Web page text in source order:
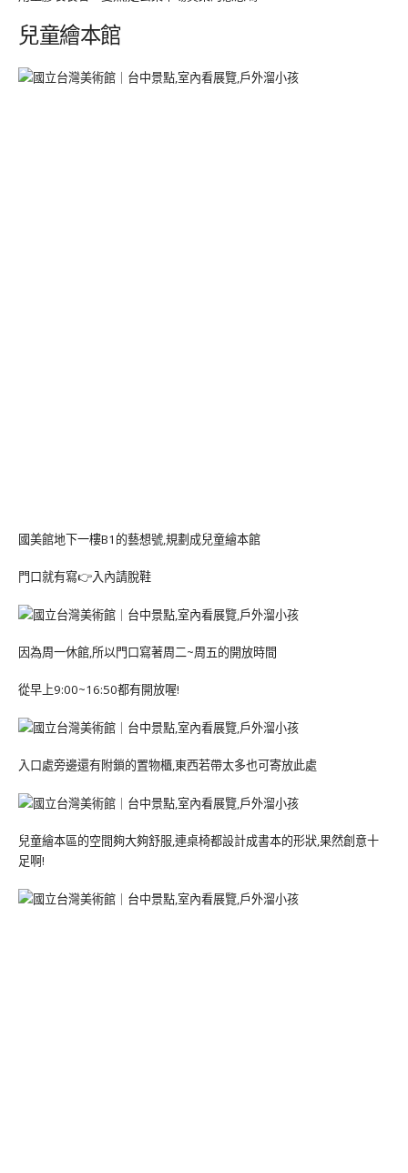
兒童繪本館
國美館地下一樓B1的藝想號,規劃成兒童繪本館
門口就有寫👉入內請脫鞋
因為周一休館,所以門口寫著周二~周五的開放時間
從早上9:00~16:50都有開放喔!
入口處旁邊還有附鎖的置物櫃,東西若帶太多也可寄放此處
兒童繪本區的空間夠大夠舒服,連桌椅都設計成書本的形狀,果然創意十
足啊!